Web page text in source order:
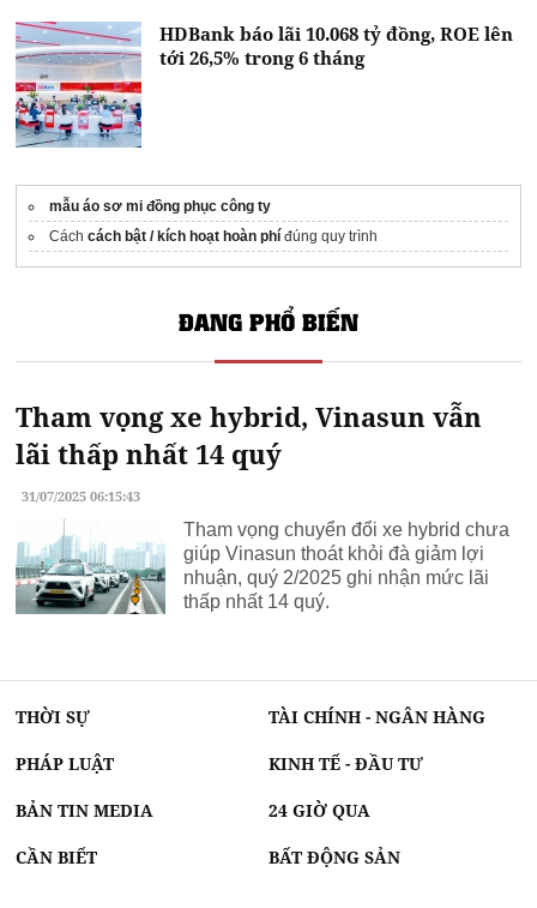
HDBank báo lãi 10.068 tỷ đồng, ROE lên
tới 26,5% trong 6 tháng
mẫu áo sơ mi đồng phục công ty
Cáchcách bật / kích hoạt hoàn phí đúng quy trình
ĐANG PHỔ BIẾN
Tham vọng xe hybrid, Vinasun vẫn
lãi thấp nhất 14 quý
31/07/2025 06:15:43
Tham vọng chuyển đổi xe hybrid chưa
giúp Vinasun thoát khỏi đà giảm lợi
nhuận, quý 2/2025 ghi nhận mức lãi
thấp nhất 14 quý.
THỜI SỰ TÀI CHÍNH - NGÂN HÀNG
PHÁP LUẬT KINH TẾ - ĐẦU TƯ
BẢN TIN MEDIA 24 GIỜ QUA
CẦN BIẾT BẤT ĐỘNG SẢN